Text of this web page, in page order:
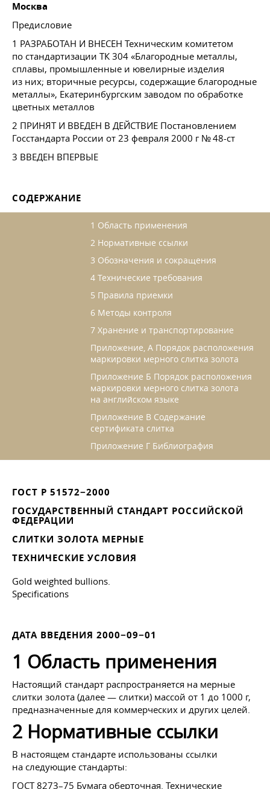
Москва
Предисловие
1 РАЗРАБОТАН И ВНЕСЕН Техническим комитетом
по стандартизации ТК 304 «Благородные металлы,
сплавы, промышленные и ювелирные изделия
из них; вторичные ресурсы, содержащие благородные
металлы», Екатеринбургским заводом по обработке
цветных металлов
2 ПРИНЯТ И ВВЕДЕН В ДЕЙСТВИЕ Постановлением
Госстандарта России от 23 февраля 2000 г № 48-ст
3 ВВЕДЕН ВПЕРВЫЕ
СОДЕРЖАНИЕ
1 Область применения
2 Нормативные ссылки
3 Обозначения и сокращения
4 Технические требования
5 Правила приемки
6 Методы контроля
7 Хранение и транспортирование
Приложение, А Порядок расположения
маркировки мерного слитка золота
Приложение Б Порядок расположения
маркировки мерного слитка золота
на английском языке
Приложение В Содержание
сертификата слитка
Приложение Г Библиография
ГОСТ Р 51572−2000
ГОСУДАРСТВЕННЫЙ СТАНДАРТ РОССИЙСКОЙ
ФЕДЕРАЦИИ
СЛИТКИ ЗОЛОТА МЕРНЫЕ
ТЕХНИЧЕСКИЕ УСЛОВИЯ
Gold weighted bullions.
Specifications
ДАТА ВВЕДЕНИЯ 2000−09−01
1 Область применения
Настоящий стандарт распространяется на мерные
слитки золота (далее — слитки) массой от 1 до 1000 г,
предназначенные для коммерческих и других целей.
2 Нормативные ссылки
В настоящем стандарте использованы ссылки
на следующие стандарты:
ГОСТ 8273–75 Бумага оберточная. Технические